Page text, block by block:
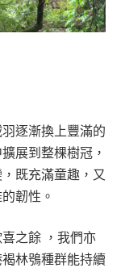
逐漸換上豐滿的
展到整棵樹冠，
既充滿童趣，又
韌性。
之餘 ，我們亦
林鴞種群能持續